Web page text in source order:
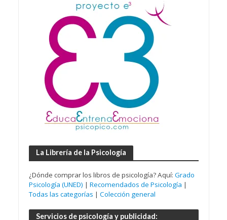
La Librería de la Psicología
¿Dónde comprar los libros de psicología? Aquí: Grado
Psicología (UNED) | Recomendados de Psicología |
Todas las categorías | Colección general
Servicios de psicología y publicidad: